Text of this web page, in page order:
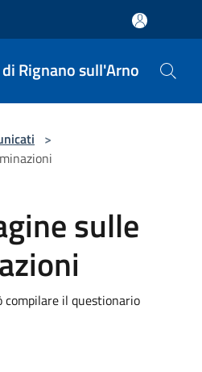
Rignano sull'Arno
>
sulle
compilare il questionario